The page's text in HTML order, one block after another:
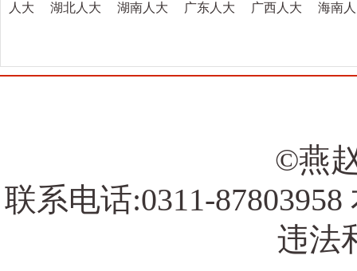
人大
湖北人大 湖南人大 广东人大 广西人大 海南
©燕
联系电话:0311-
违法